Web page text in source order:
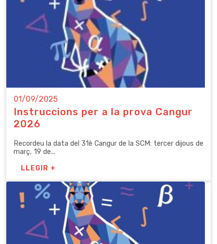
01/09/2025
Instruccions per a la prova Cangur
2026
Recordeu la data del 31è Cangur de la SCM: tercer dijous de
març, 19 de...
LLEGIR +